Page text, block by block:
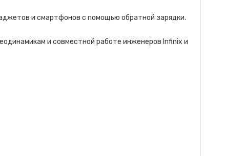
и смартфонов с помощью обратной зарядки.
и совместной работе инженеров Infinix и